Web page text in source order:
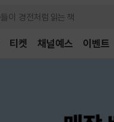
채널예스 이벤트
티켓